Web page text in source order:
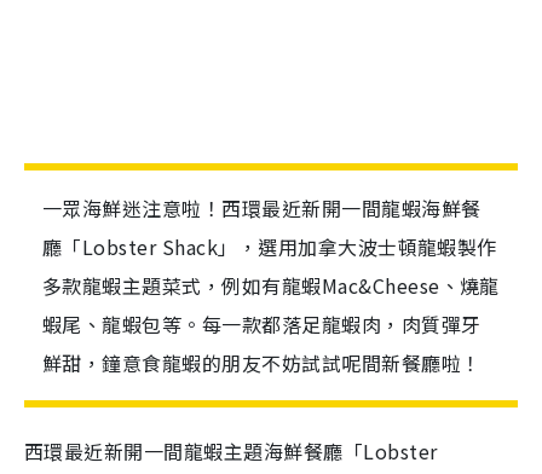
一眾海鮮迷注意啦！西環最近新開一間龍蝦海鮮餐
廳「Lobster Shack」，選用加拿大波士頓龍蝦製作
多款龍蝦主題菜式，例如有龍蝦Mac&Cheese、燒龍
蝦尾、龍蝦包等。每一款都落足龍蝦肉，肉質彈牙
鮮甜，鐘意食龍蝦的朋友不妨試試呢間新餐廳啦！
西環最近新開一間龍蝦主題海鮮餐廳「Lobster